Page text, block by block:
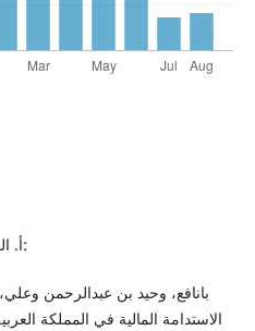
أ‌. المجلات والبحوث العلمية والدوريات: